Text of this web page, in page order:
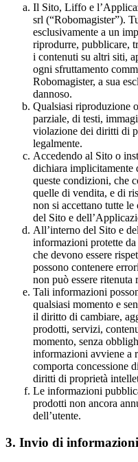
Il Sito, Liffo e
srl (“Robomagister”).
esclusivamente a un
riprodurre, pubblicare,
i contenuti su altri siti,
ogni sfruttamento
Robomagister, a sua
dannoso.
Qualsiasi riproduzione
parziale, di testi,
violazione dei diritti di
legalmente.
Accedendo al Sito o
dichiara implicitamente
queste condizioni, che
quelle di vendita, e di
non si accettano tutte
del Sito e
All’interno del Sito e
informazioni protette
che devono essere
possono contenere
non può essere ritenuta
Tali informazioni
qualsiasi momento e
il diritto di cambiare,
prodotti, servizi,
momento, senza
informazioni avviene a
comporta concessione
diritti di proprietà
Le informazioni
prodotti non ancora
dell’utente.
3. Invio di